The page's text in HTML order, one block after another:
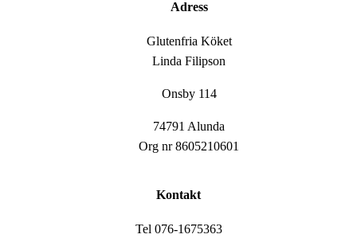
Adress
Glutenfria Köket
Linda Filipson
Onsby 114
74791 Alunda
Org nr 8605210601
Kontakt
Tel 076-1675363